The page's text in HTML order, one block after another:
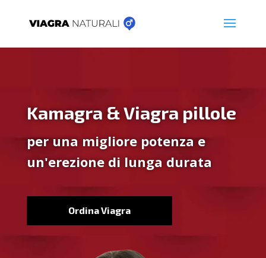
Kamagra & Viagra pillole
per una migliore potenza e
un'erezione di lunga durata
Ordina Viagra